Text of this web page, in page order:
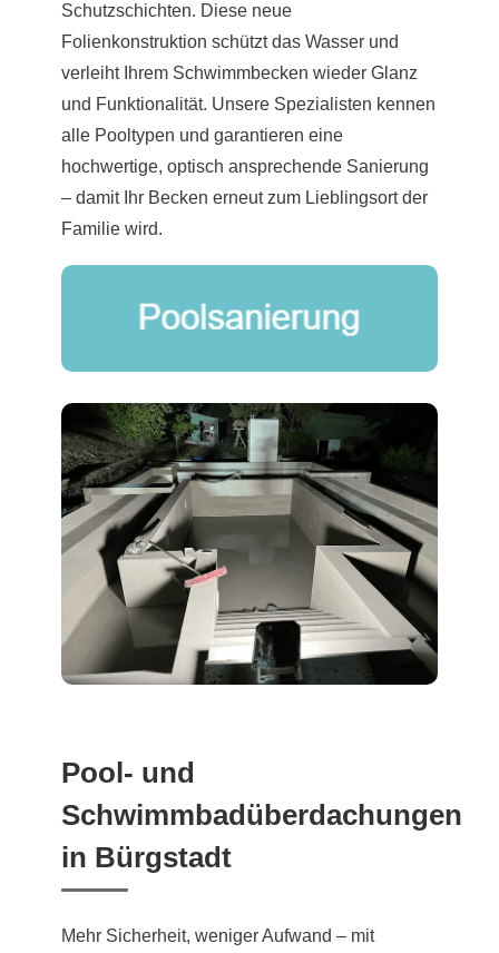
Schutzschichten. Diese neue
Folienkonstruktion schützt das Wasser und
verleiht Ihrem Schwimmbecken wieder Glanz
und Funktionalität. Unsere Spezialisten kennen
alle Pooltypen und garantieren eine
hochwertige, optisch ansprechende Sanierung
– damit Ihr Becken erneut zum Lieblingsort der
Familie wird.
Pool- und
Schwimmbadüberdachungen
in Bürgstadt
Mehr Sicherheit, weniger Aufwand – mit